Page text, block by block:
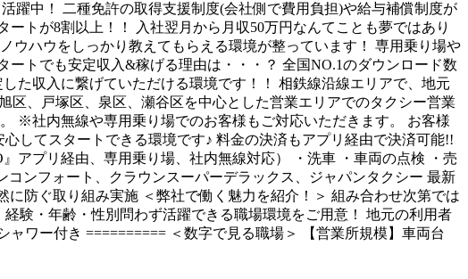
躍中！ 二種免許の取得支援制度(会社側で費用負担)や給与補償制度が
トが8割以上！！ 入社翌月から月収50万円なんてことも夢ではあり
ハウをしっかり教えてもらえる環境が整っています！ 専用乗り場や
トでも安定収入&稼げる理由は・・・？ 全国NO.1のダウンロード数
た収入に繋げていただける環境です！！ 相鉄線沿線エリアで、地元
、戸塚区、泉区、瀬谷区を中心とした営業エリアでのタクシー営業
※社内無線や専用乗り場でのお客様もご対応いただきます。 お客様
してスタートできる環境です♪ 料金の決済もアプリ経由で決済可能!!
アプリ経由、専用乗り場、社内無線対応） ・洗車 ・車両の点検 ・売
コンフォート、クラウンスーパーデラックス、ジャパンタクシー 最新
防ぐ取り組み実施 ＜弊社で働く魅力を紹介！＞ 組み合わせ次第では
験・年齢・性別問わず活躍できる職場環境をご用意！ 地元の利用者
ワー付き ========== ＜数字で見る職場＞ 【営業所規模】車両台